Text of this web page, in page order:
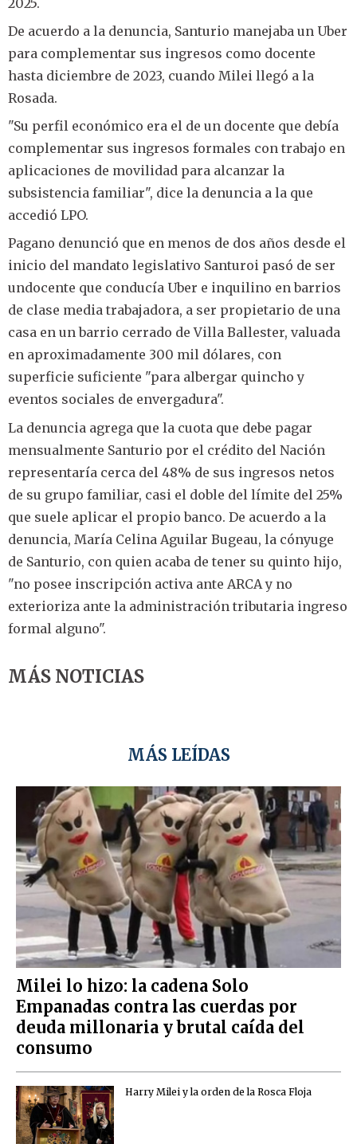
De acuerdo a la denuncia, Santurio manejaba un Uber
para complementar sus ingresos como docente
hasta diciembre de 2023, cuando Milei llegó a la
Rosada.
"Su perfil económico era el de un docente que debía
complementar sus ingresos formales con trabajo en
aplicaciones de movilidad para alcanzar la
subsistencia familiar", dice la denuncia a la que
accedió LPO.
Pagano denunció que en menos de dos años desde el
inicio del mandato legislativo Santuroi pasó de ser
undocente que conducía Uber e inquilino en barrios
de clase media trabajadora, a ser propietario de una
casa en un barrio cerrado de Villa Ballester, valuada
en aproximadamente 300 mil dólares, con
superficie suficiente "para albergar quincho y
eventos sociales de envergadura".
La denuncia agrega que la cuota que debe pagar
mensualmente Santurio por el crédito del Nación
representaría cerca del 48% de sus ingresos netos
de su grupo familiar, casi el doble del límite del 25%
que suele aplicar el propio banco. De acuerdo a la
denuncia, María Celina Aguilar Bugeau, la cónyuge
de Santurio, con quien acaba de tener su quinto hijo,
"no posee inscripción activa ante ARCA y no
exterioriza ante la administración tributaria ingreso
formal alguno".
MÁS NOTICIAS
MÁS LEÍDAS
Milei lo hizo: la cadena Solo
Empanadas contra las cuerdas por
deuda millonaria y brutal caída del
consumo
Harry Milei y la orden de la Rosca Floja